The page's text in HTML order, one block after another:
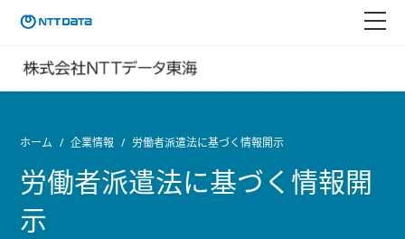
ホーム 企業情報 労働者派遣法に基づく情報開示
労働者派遣法に基づく情報開
示